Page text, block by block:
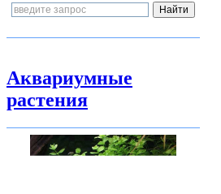
Аквариумные
растения